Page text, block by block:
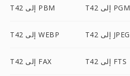
T42 إلى PBM T42 إلى PGM
T42 إلى WEBP T42 إلى JPEG
T42 إلى FAX T42 إلى FTS